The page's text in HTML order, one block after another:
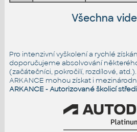
Všechna
Pro intenzivní vyškolení a rychlé
doporučujeme absolvování
(začátečníci, pokročilí, rozdílové,
ARKANCE mohou získat i
ARKANCE - Autorizované školicí